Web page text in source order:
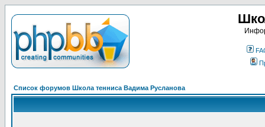
Список форумов Школа тенниса Вадима Русланова